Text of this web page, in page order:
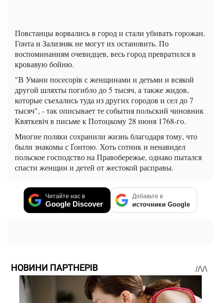
Повстанцы ворвались в город и стали убивать горожан.
Гонта и Зализняк не могут их остановить. По
воспоминаниям очевидцев, весь город превратился в
кровавую бойню.
"В Умани посесорів с женщинами и детьми и всякой
другой шляхты погибло до 5 тысяч, а также жидов,
которые съехались туда из других городов и сел до 7
тысяч", - так описывает те события польский чиновник
Квяткевіч в письме к Потоцкому 28 июня 1768-го.
Многие поляки сохранили жизнь благодаря тому, что
были знакомы с Ґонтою. Хоть сотник и ненавидел
польское господство на Правобережье, однако пытался
спасти женщин и детей от жестокой расправы.
Читайте нас в
Google Discover
Добавьте в
источники Google
НОВИНИ ПАРТНЕРІВ